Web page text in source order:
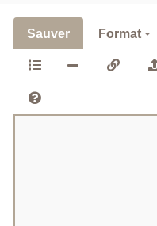
Sauver Format